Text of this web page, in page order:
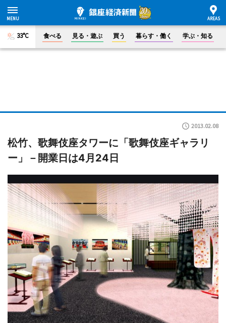
33°C 食べる 見る・遊ぶ 買う 暮らす・働く 学ぶ・知る
2013.02.08
松竹、歌舞伎座タワーに「歌舞伎座ギャラリ
ー」－開業日は4月24日